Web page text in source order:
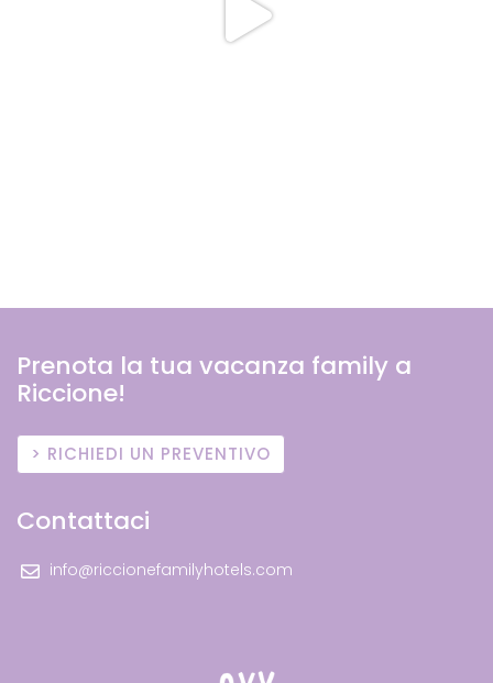
Prenota la tua vacanza family a
Riccione!
RICHIEDI UN PREVENTIVO
Contattaci
info@riccionefamilyhotels.com